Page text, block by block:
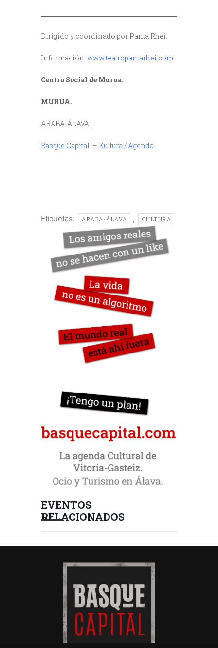
Dirigido y coordinado por Panta Rhei.
Información: www.teatropantarhei.com
Centro Social de Murua.
MURUA.
ARABA-ÁLAVA.
Basque Capital – Kultura / Agenda
Etiquetas: ARABA-ÁLAVA , CULTURA
EVENTOS
RELACIONADOS